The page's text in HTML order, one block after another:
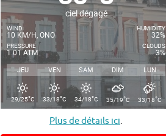
ciel dégagé
WIND
10 KM/H, ONO
PRESSURE
1.01 ATM
HUMIDITY
32%
CLOUDS
3%
JEU VEN SAM DIM LUN
29/25°C 33/18°C 34/18°C 35/19°C 33/18°C
Plus de détails ici.